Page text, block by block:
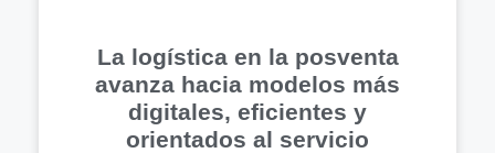
La logística en la posventa
avanza hacia modelos más
digitales, eficientes y
orientados al servicio